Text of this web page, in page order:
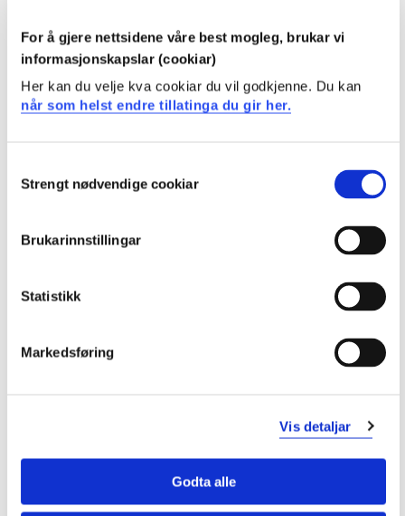
For å gjere nettsidene våre best mogleg, brukar vi
informasjonskapslar (cookiar)
Her kan du velje kva cookiar du vil godkjenne. Du kan
når som helst endre tillatinga du gir her.
Selection
Strengt nødvendige cookiar
Brukarinnstillingar
Statistikk
Markedsføring
Vis detaljar
Godta alle
har grunnleggjande kunnskap om relevante material,
teknikkar, verktøy og estetiske verkemiddel
kjenner til relevant lokal, nasjonal og global kunst-
tredimensjonale ytringsformer med tilhøyrande
teoriar om estetiske læringsprosesser, oppleving og
kjenner til gjeldande reglar om opphavsrett,
personvern og kjeldekritikk
Ferdigheiter
kan formidle kjennskap til relevant lokal, nasjonal og
global kunst- og formkultur
kan bruke og vedlikehalde relevante handverktøy, og
kjenner til korleis ein ivaretek arbeidsmiljø og